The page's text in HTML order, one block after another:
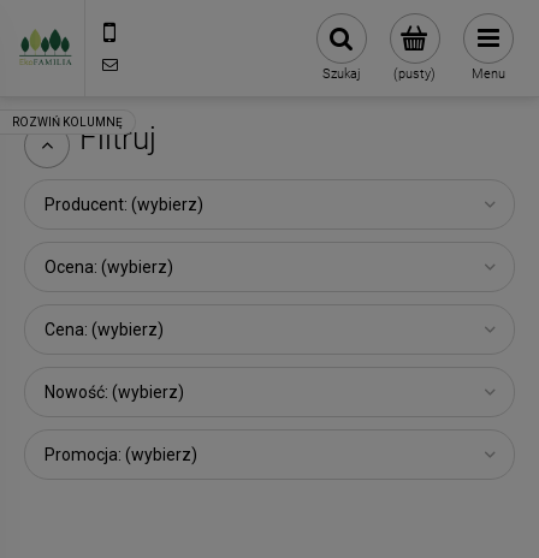
(pusty)
Szukaj Menu
Filtruj
Producent: (wybierz)
Ocena: (wybierz)
Cena: (wybierz)
Nowość: (wybierz)
Promocja: (wybierz)